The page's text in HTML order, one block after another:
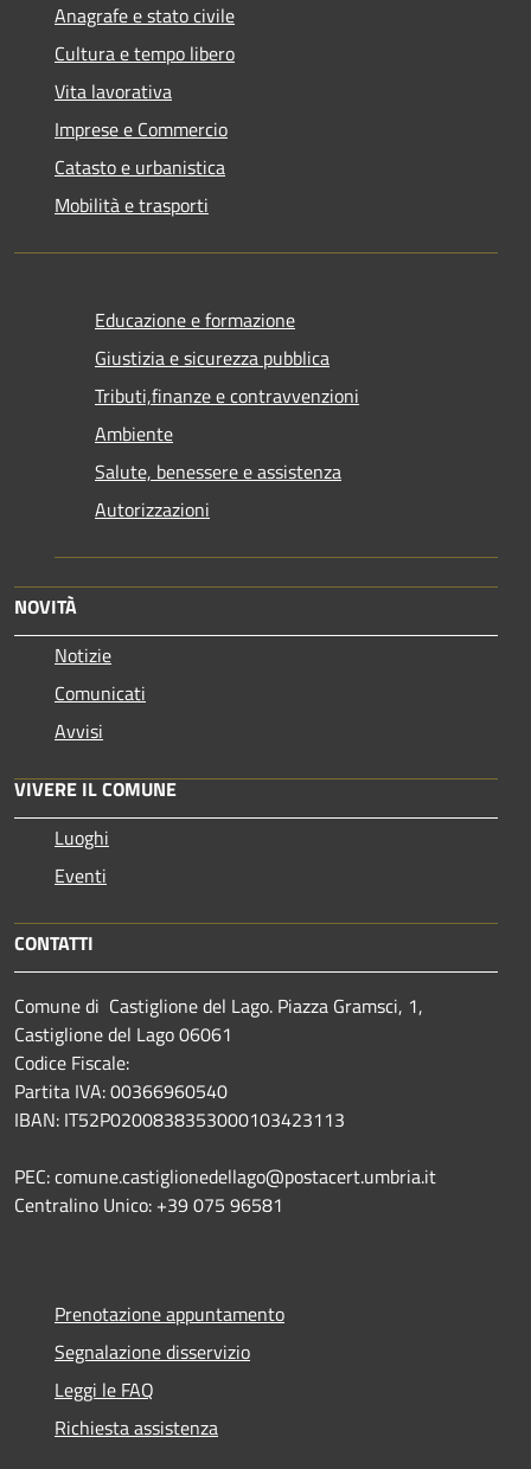
Anagrafe e stato civile
Cultura e tempo libero
Vita lavorativa
Imprese e Commercio
Catasto e urbanistica
Mobilità e trasporti
Educazione e formazione
Giustizia e sicurezza pubblica
Tributi,finanze e contravvenzioni
Ambiente
Salute, benessere e assistenza
Autorizzazioni
NOVITÀ
Notizie
Comunicati
Avvisi
VIVERE IL COMUNE
Luoghi
Eventi
CONTATTI
Comune di Castiglione del Lago. Piazza Gramsci, 1,
Castiglione del Lago 06061
Codice Fiscale:
Partita IVA: 00366960540
IBAN: IT52P0200838353000103423113
PEC: comune.castiglionedellago@postacert.umbria.it
Centralino Unico: +39 075 96581
Prenotazione appuntamento
Segnalazione disservizio
Leggi le FAQ
Richiesta assistenza